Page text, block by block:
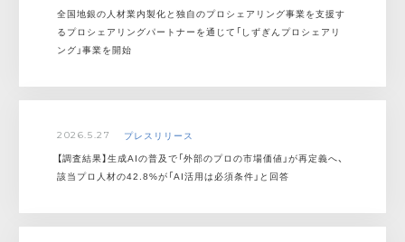
2025
2024
2021
2019
全国地銀の人材業内製化と独自のプロシェアリング事業を支援す
るプロシェアリングパートナーを通じて「しずぎんプロシェアリ
ング」事業を開始
2026.5.27
プレスリリース
【調査結果】生成AIの普及で「外部のプロの市場価値」が再定義へ、
該当プロ人材の42.8%が「AI活用は必須条件」と回答